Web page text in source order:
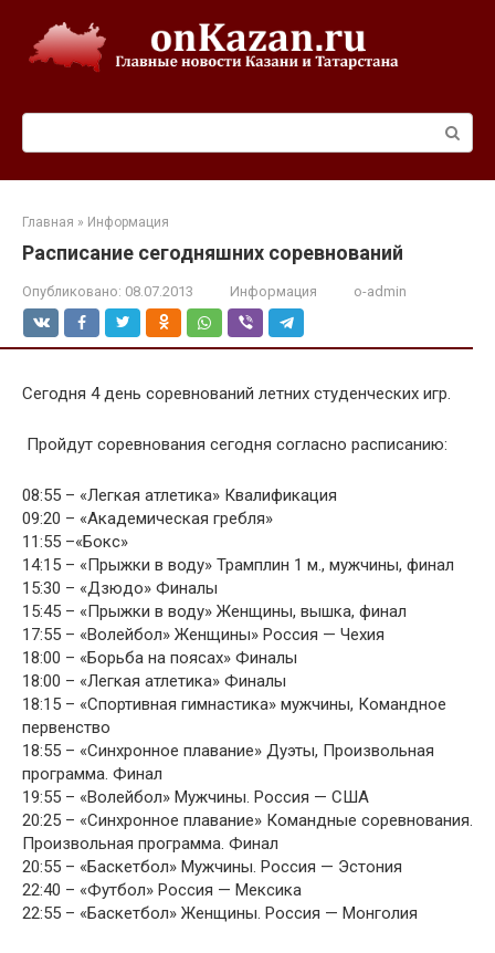
контенту
Главная » Информация
Расписание сегодняшних соревнований
Опубликовано: 08.07.2013 Информация o-admin
Сегодня 4 день соревнований летних студенческих игр.
Пройдут соревнования сегодня согласно расписанию:
08:55 – «Легкая атлетика» Квалификация
09:20 – «Академическая гребля»
11:55 –«Бокс»
14:15 – «Прыжки в воду» Трамплин 1 м., мужчины, финал
15:30 – «Дзюдо» Финалы
15:45 – «Прыжки в воду» Женщины, вышка, финал
17:55 – «Волейбол» Женщины» Россия — Чехия
18:00 – «Борьба на поясах» Финалы
18:00 – «Легкая атлетика» Финалы
18:15 – «Спортивная гимнастика» мужчины, Командное
первенство
18:55 – «Синхронное плавание» Дуэты, Произвольная
программа. Финал
19:55 – «Волейбол» Мужчины. Россия — США
20:25 – «Синхронное плавание» Командные соревнования.
Произвольная программа. Финал
20:55 – «Баскетбол» Мужчины. Россия — Эстония
22:40 – «Футбол» Россия — Мексика
22:55 – «Баскетбол» Женщины. Россия — Монголия